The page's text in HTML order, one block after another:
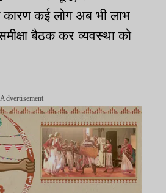
कारण कई लोग अब भी लाभ
बैठक कर व्यवस्था को
Advertisement